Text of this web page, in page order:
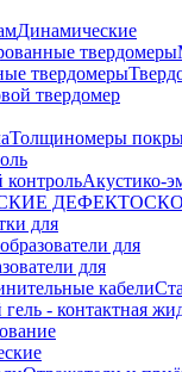
Динамические
твердомеры
твердомеры
твердомер
Толщиномеры
Акустико-
для
для
для
кабели
гель - контактная